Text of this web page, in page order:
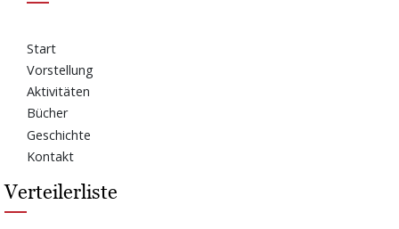
Start
Vorstellung
Aktivitäten
Bücher
Geschichte
Kontakt
Verteilerliste